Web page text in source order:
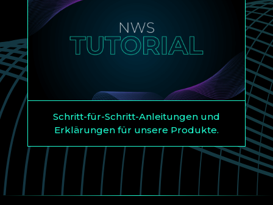
Schritt-für-Schritt-Anleitungen und
Erklärungen für unsere Produkte.